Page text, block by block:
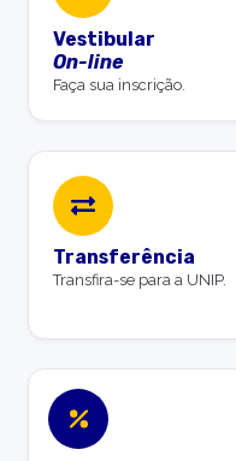
Vestibular
On-line
Faça sua inscrição.
Transferência
Transfira-se para a UNIP.